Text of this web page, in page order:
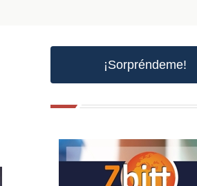
¡Sorpréndeme!